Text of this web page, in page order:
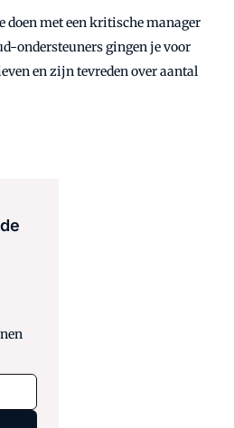
doen met een kritische manager
ondersteuners gingen je voor
en zijn tevreden over aantal